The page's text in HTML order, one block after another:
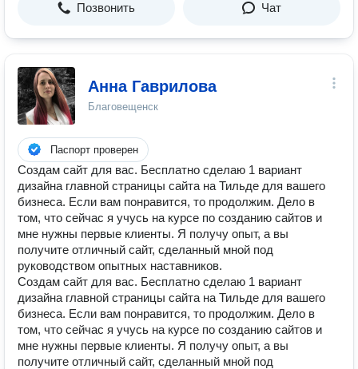
Позвонить Чат
Анна Гаврилова
Благовещенск
Паспорт проверен
Создам сайт для вас. Бесплатно сделаю 1 вариант
дизайна главной страницы сайта на Тильде для вашего
бизнеса. Если вам понравится, то продолжим. Дело в
том, что сейчас я учусь на курсе по созданию сайтов и
мне нужны первые клиенты. Я получу опыт, а вы
получите отличный сайт, сделанный мной под
руководством опытных наставников.
Создам сайт для вас. Бесплатно сделаю 1 вариант
дизайна главной страницы сайта на Тильде для вашего
бизнеса. Если вам понравится, то продолжим. Дело в
том, что сейчас я учусь на курсе по созданию сайтов и
мне нужны первые клиенты. Я получу опыт, а вы
получите отличный сайт, сделанный мной под